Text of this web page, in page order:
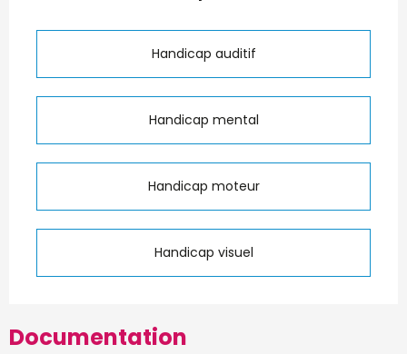
Handicap auditif
Handicap mental
Handicap moteur
Handicap visuel
Documentation